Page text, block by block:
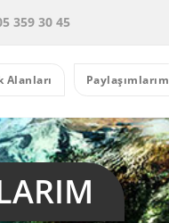
359 30 45
Alanları Paylaşımlarım